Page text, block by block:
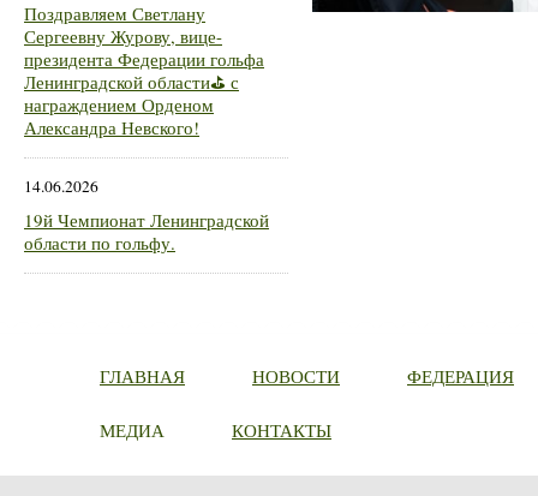
Поздравляем Светлану
Сергеевну Журову, вице-
президента Федерации гольфа
Ленинградской области⛳ с
награждением Орденом
Александра Невского!
14.06.2026
19й Чемпионат Ленинградской
области по гольфу.
ГЛАВНАЯ НОВОСТИ ФЕДЕРАЦИЯ
МЕДИА КОНТАКТЫ